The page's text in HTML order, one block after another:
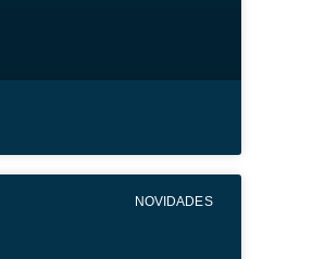
NOVIDADES